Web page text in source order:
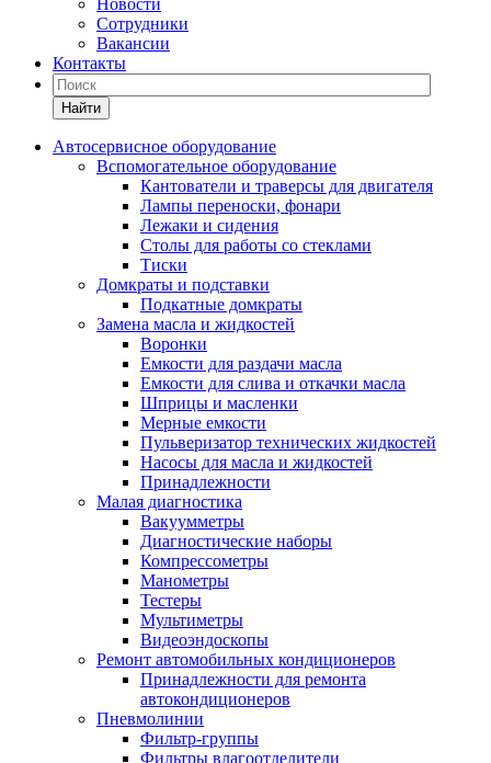
Новости
Сотрудники
Вакансии
Контакты
Найти
Автосервисное оборудование
Вспомогательное оборудование
Кантователи и траверсы для двигателя
Лампы переноски, фонари
Лежаки и сидения
Столы для работы со стеклами
Тиски
Домкраты и подставки
Подкатные домкраты
Замена масла и жидкостей
Воронки
Емкости для раздачи масла
Емкости для слива и откачки масла
Шприцы и масленки
Мерные емкости
Пульверизатор технических жидкостей
Насосы для масла и жидкостей
Принадлежности
Малая диагностика
Вакуумметры
Диагностические наборы
Компрессометры
Манометры
Тестеры
Мультиметры
Видеоэндоскопы
Ремонт автомобильных кондиционеров
Принадлежности для ремонта
автокондиционеров
Пневмолинии
Фильтр-группы
Фильтры влагоотделители